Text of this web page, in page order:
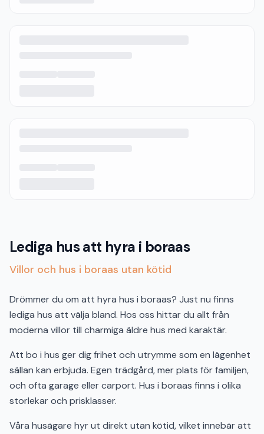
Lediga hus att hyra i boraas
Villor och hus i boraas utan kötid
Drömmer du om att hyra hus i boraas? Just nu finns
lediga hus att välja bland. Hos oss hittar du allt från
moderna villor till charmiga äldre hus med karaktär.
Att bo i hus ger dig frihet och utrymme som en lägenhet
sällan kan erbjuda. Egen trädgård, mer plats för familjen,
och ofta garage eller carport. Hus i boraas finns i olika
storlekar och prisklasser.
Våra husägare hyr ut direkt utan kötid, vilket innebär att